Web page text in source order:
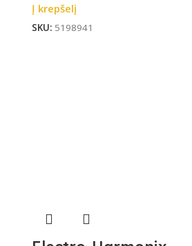
Į krepšelį
SKU: 5198941